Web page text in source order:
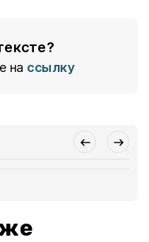
на ссылку